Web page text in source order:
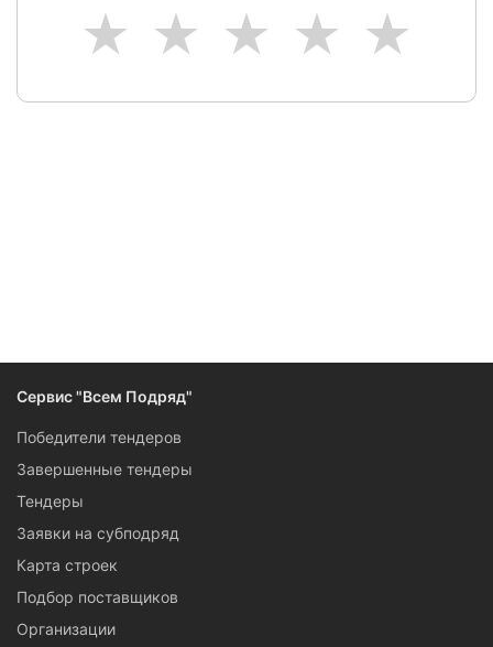
5
4
3
2
1
Сервис "Всем Подряд"
Победители тендеров
Завершенные тендеры
Тендеры
Заявки на субподряд
Карта строек
Подбор поставщиков
Организации